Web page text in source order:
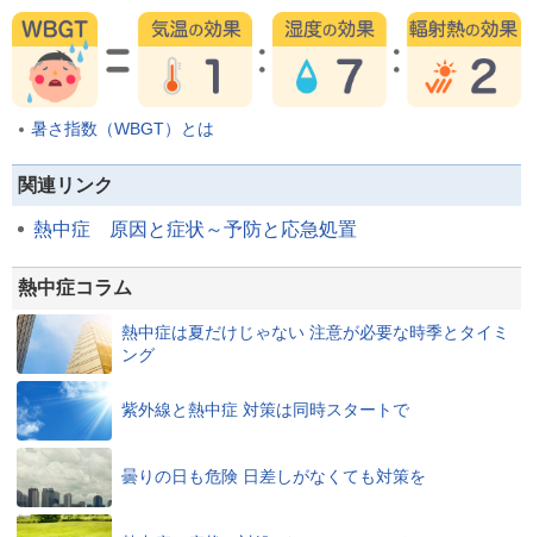
暑さ指数（WBGT）とは
関連リンク
熱中症 原因と症状～予防と応急処置
熱中症コラム
熱中症は夏だけじゃない 注意が必要な時季とタイミ
ング
紫外線と熱中症 対策は同時スタートで
曇りの日も危険 日差しがなくても対策を